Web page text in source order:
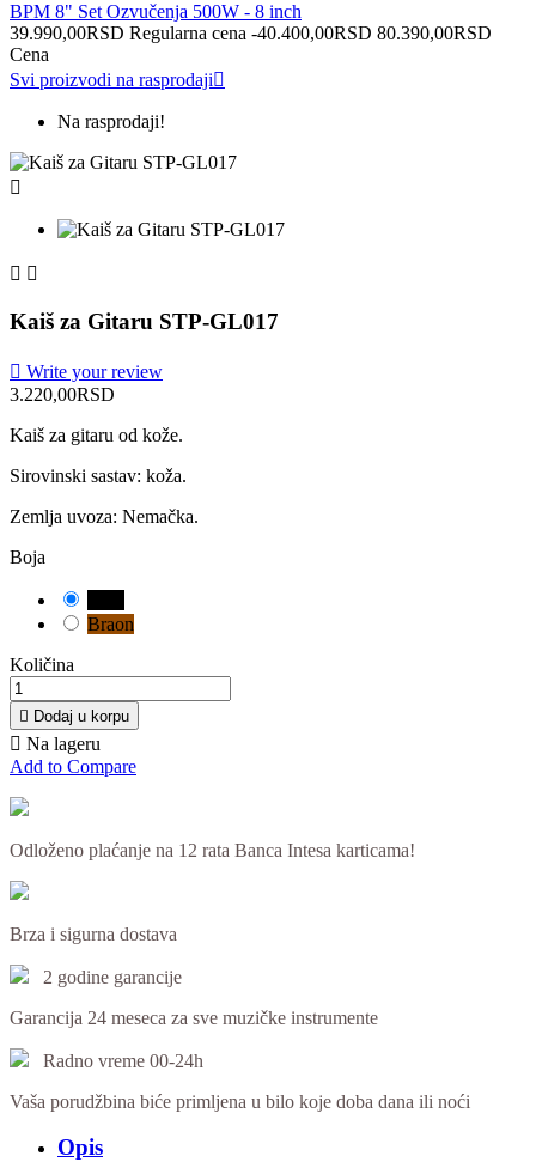
BPM 8" Set Ozvučenja 500W - 8 inch
39.990,00RSD Regularna cena -40.400,00RSD 80.390,00RSD
Cena
Svi proizvodi na rasprodaji
Na rasprodaji!

 
Kaiš za Gitaru STP-GL017
 Write your review
3.220,00RSD
Kaiš za gitaru od kože.
Sirovinski sastav: koža.
Zemlja uvoza: Nemačka.
Boja
Braon
Količina
 Dodaj u korpu
 Na lageru
Add to Compare
Odloženo plaćanje na 12 rata Banca Intesa karticama!
Brza i sigurna dostava
2 godine garancije
Garancija 24 meseca za sve muzičke instrumente
Radno vreme 00-24h
Vaša porudžbina biće primljena u bilo koje doba dana ili noći
Opis